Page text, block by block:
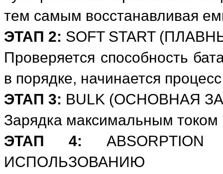
тем самым восстанавливая
ЭТАП 2: SOFT START
Проверяется способность
в порядке, начинается
ЭТАП 3: BULK (ОСНОВНАЯ
Зарядка максимальным током
ЭТАП 4:
ИСПОЛЬЗОВАНИЮ